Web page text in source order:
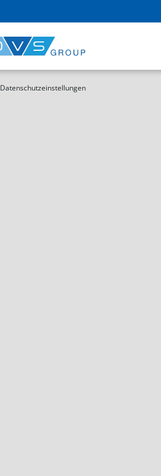
Datenschutzeinstellungen